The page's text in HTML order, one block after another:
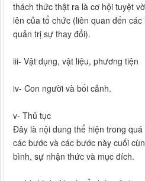
thách thức thật ra là cơ hội tuyệt
lên của tổ chức (liên quan đến
quản trị sự thay đổi).
iii- Vật dụng, vật liệu, phương tiện
iv- Con người và bối cảnh.
v- Thủ tục
Đây là nội dung thể hiện trong
các bước và các bước này cuối
bình, sự nhận thức và mục đích.